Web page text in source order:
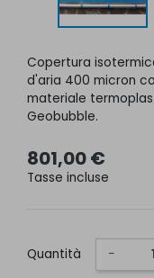
Copertura
d'aria 400 micron
materiale
Geobubble.
801,00 €
Tasse incluse
Quantità −